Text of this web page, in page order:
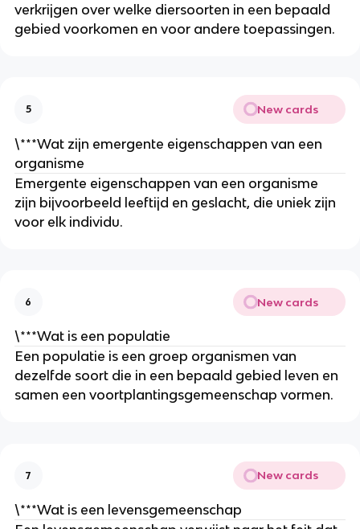
verkrijgen over welke diersoorten in een bepaald
gebied voorkomen en voor andere toepassingen.
5 New cards
\***Wat zijn emergente eigenschappen van een
organisme
Emergente eigenschappen van een organisme
zijn bijvoorbeeld leeftijd en geslacht, die uniek zijn
voor elk individu.
6 New cards
\***Wat is een populatie
Een populatie is een groep organismen van
dezelfde soort die in een bepaald gebied leven en
samen een voortplantingsgemeenschap vormen.
7 New cards
\***Wat is een levensgemeenschap